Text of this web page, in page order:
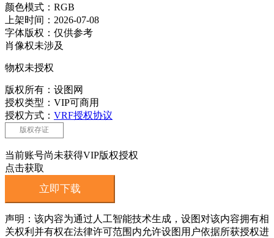
颜色模式：RGB
上架时间：2026-07-08
字体版权：仅供参考
肖像权未涉及
物权未授权
版权所有：设图网
授权类型：VIP可商用
授权方式： VRF授权协议
版权存证
当前账号尚未获得VIP版权授权
点击获取
立即下载
声明：该内容为通过人工智能技术生成，设图对该内容拥有相
关权利并有权在法律许可范围内允许设图用户依据所获授权进